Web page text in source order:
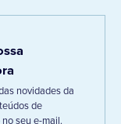
novidades da
de
seu e-mail.